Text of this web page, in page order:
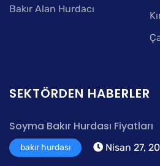
Bakır Alan Hurdacı
SEKTÖRDEN HABERLER
Soyma Bakır Hurdası Fiyatları
bakır hurdası Nisan 27,